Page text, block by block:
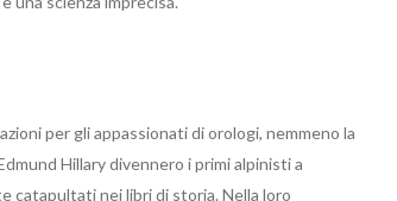
per gli appassionati di orologi, nemmeno la
Hillary divennero i primi alpinisti a
catapultati nei libri di storia. Nella loro